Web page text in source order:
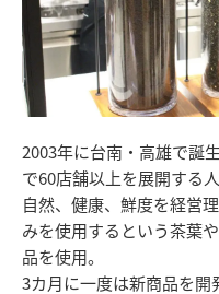
2003年に台南・高雄で誕
で60店舗以上を展開する
自然、健康、鮮度を経営
みを使用するという茶葉
品を使用。
3カ月に一度は新商品を